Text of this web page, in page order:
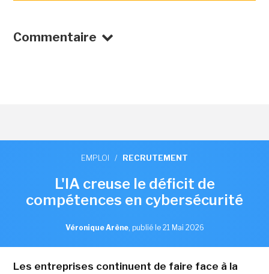
Commentaire
EMPLOI / RECRUTEMENT
L'IA creuse le déficit de
compétences en cybersécurité
Véronique Arène, publié le 21 Mai 2026
Les entreprises continuent de faire face à la